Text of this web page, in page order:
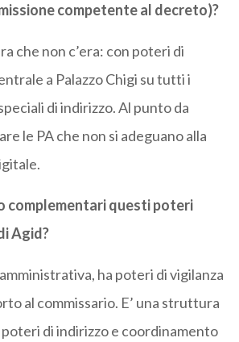
competente al decreto)?
che non c’era: con poteri di
a Palazzo Chigi su tutti i
di indirizzo. Al punto da
le PA che non si adeguano alla
complementari questi poteri
Agid?
ha poteri di vigilanza
al commissario. E’ una struttura
di indirizzo e coordinamento